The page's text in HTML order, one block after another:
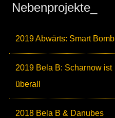
Nebenprojekte_
2019 Abwärts: Smart Bomb
2019 Bela B: Scharnow ist
überall
2018 Bela B & Danubes